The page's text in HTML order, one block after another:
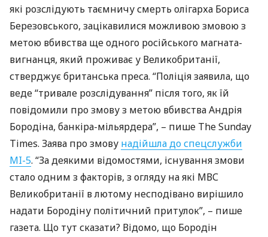
які розслідують таємничу смерть олігарха Бориса
Березовського, зацікавилися можливою змовою з
метою вбивства ще одного російського магната-
вигнанця, який проживає у Великобританії,
стверджує британська преса. “Поліція заявила, що
веде “тривале розслідування” після того, як їй
повідомили про змову з метою вбивства Андрія
Бородіна, банкіра-мільярдера”, – пише The Sunday
Times. Заява про змову надійшла до спецслужби
MI-5. “За деякими відомостями, існування змови
стало одним з факторів, з огляду на які МВС
Великобританії в лютому несподівано вирішило
надати Бородіну політичний притулок”, – пише
газета. Що тут сказати? Відомо, що Бородін